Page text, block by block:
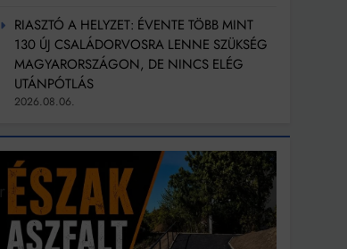
RIASZTÓ A HELYZET: ÉVENTE TÖBB MINT
130 ÚJ CSALÁDORVOSRA LENNE SZÜKSÉG
MAGYARORSZÁGON, DE NINCS ELÉG
UTÁNPÓTLÁS
2026.08.06.